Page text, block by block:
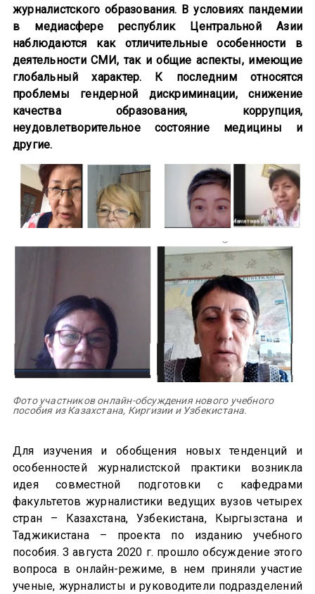
журналистского образования. В условиях пандемии
в медиасфере республик Центральной Азии
наблюдаются как отличительные особенности в
деятельности СМИ, так и общие аспекты, имеющие
глобальный характер. К последним относятся
проблемы гендерной дискриминации, снижение
качества образования, коррупция,
неудовлетворительное состояние медицины и
другие.
Фото участников онлайн-обсуждения нового учебного
пособия из Казахстана, Киргизии и Узбекистана.
Для изучения и обобщения новых тенденций и
особенностей журналистской практики возникла
идея совместной подготовки с кафедрами
факультетов журналистики ведущих вузов четырех
стран – Казахстана, Узбекистана, Кыргызстана и
Таджикистана – проекта по изданию учебного
пособия. 3 августа 2020 г. прошло обсуждение этого
вопроса в онлайн-режиме, в нем приняли участие
ученые, журналисты и руководители подразделений